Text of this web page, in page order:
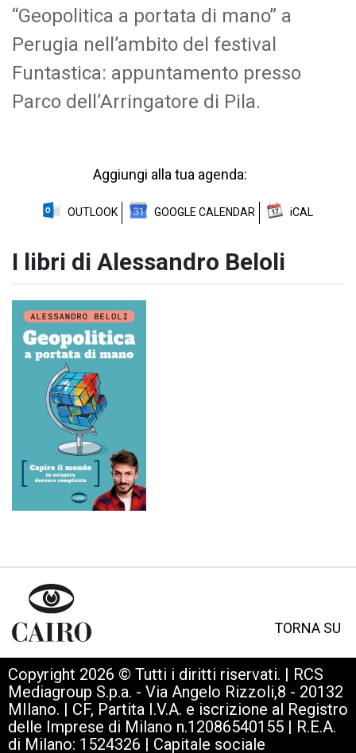
“Geopolitica a portata di mano” a
Perugia nell’ambito del festival
Funtastica: appuntamento presso
Parco dell’Arringatore di Pila.
Aggiungi alla tua agenda:
OUTLOOK GOOGLE CALENDAR iCAL
I libri di Alessandro Beloli
TORNA SU
Copyright 2026 © Tutti i diritti riservati. | RCS
Mediagroup S.p.a. - Via Angelo Rizzoli,8 - 20132
MIlano. | CF, Partita I.V.A. e iscrizione al Registro
delle Imprese di Milano n.12086540155 | R.E.A.
di Milano: 1524326 | Capitale sociale